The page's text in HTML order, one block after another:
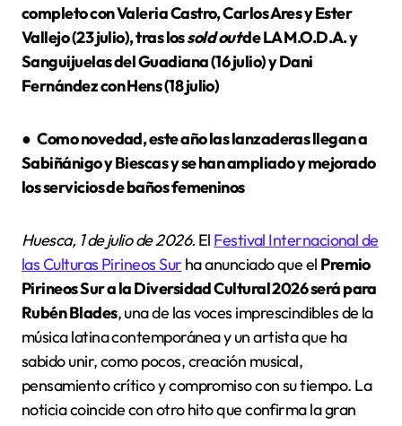
completo con Valeria Castro, Carlos Ares y Ester
Vallejo (23 julio), tras lossold outde LA M.O.D.A. y
Sanguijuelas del Guadiana (16 julio) y Dani
Fernández con Hens (18 julio)
●Como novedad, este año las lanzaderas llegan a
Sabiñánigo y Biescas y se han ampliado y mejorado
los servicios de baños femeninos
Huesca, 1 de julio de 2026. El Festival Internacional de
las Culturas Pirineos Sur ha anunciado que el Premio
Pirineos Sur a la Diversidad Cultural 2026 será para
Rubén Blades, una de las voces imprescindibles de la
música latina contemporánea y un artista que ha
sabido unir, como pocos, creación musical,
pensamiento crítico y compromiso con su tiempo. La
noticia coincide con otro hito que confirma la gran